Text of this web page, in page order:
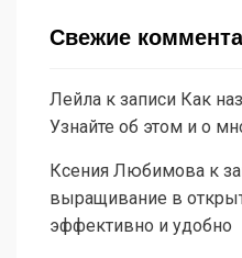
Свежие
Лейла к записи Как
Узнайте об этом и о
Ксения Любимова к
выращивание в
эффективно и удобно